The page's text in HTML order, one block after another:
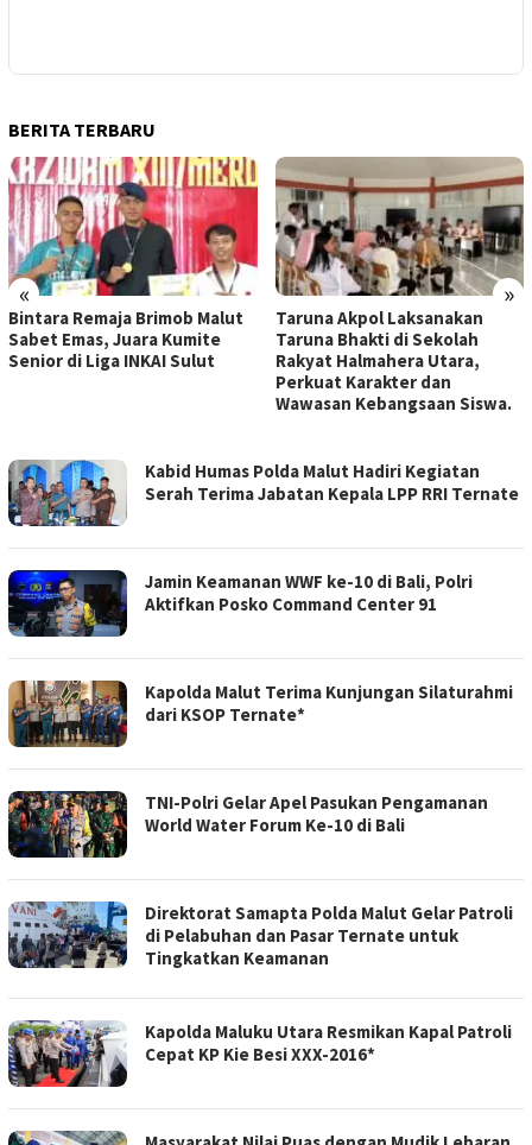
BERITA TERBARU
« »
Bintara Remaja Brimob Malut
Sabet Emas, Juara Kumite
Senior di Liga INKAI Sulut
Taruna Akpol Laksanakan
Taruna Bhakti di Sekolah
Rakyat Halmahera Utara,
Perkuat Karakter dan
Wawasan Kebangsaan Siswa.
WEBSITE
RESMI
POLRES
HALMAHERA
UTARA
Kabid Humas Polda Malut Hadiri Kegiatan
Serah Terima Jabatan Kepala LPP RRI Ternate
Jamin Keamanan WWF ke-10 di Bali, Polri
Aktifkan Posko Command Center 91
Kapolda Malut Terima Kunjungan Silaturahmi
dari KSOP Ternate*
TNI-Polri Gelar Apel Pasukan Pengamanan
World Water Forum Ke-10 di Bali
Direktorat Samapta Polda Malut Gelar Patroli
di Pelabuhan dan Pasar Ternate untuk
Tingkatkan Keamanan
Kapolda Maluku Utara Resmikan Kapal Patroli
Cepat KP Kie Besi XXX-2016*